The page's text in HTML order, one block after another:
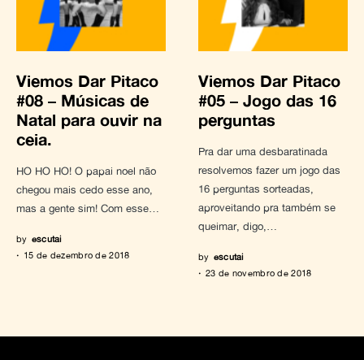
Viemos Dar Pitaco
#08 – Músicas de
Natal para ouvir na
ceia.
HO HO HO! O papai noel não
chegou mais cedo esse ano,
mas a gente sim! Com esse…
by escutai
15 de dezembro de 2018
Viemos Dar Pitaco
#05 – Jogo das 16
perguntas
Pra dar uma desbaratinada
resolvemos fazer um jogo das
16 perguntas sorteadas,
aproveitando pra também se
queimar, digo,…
by escutai
23 de novembro de 2018